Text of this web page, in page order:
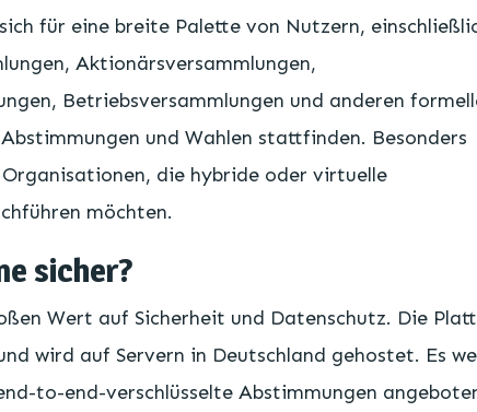
für eine breite Palette von Nutzern,
Aktionärsversammlungen,
Betriebsversammlungen und anderen
und Wahlen stattfinden. Besonders
die hybride oder virtuelle
möchten.
sicher?
Wert auf Sicherheit und Datenschutz. Die
wird auf Servern in Deutschland gehostet. Es
to-end-verschlüsselte Abstimmungen